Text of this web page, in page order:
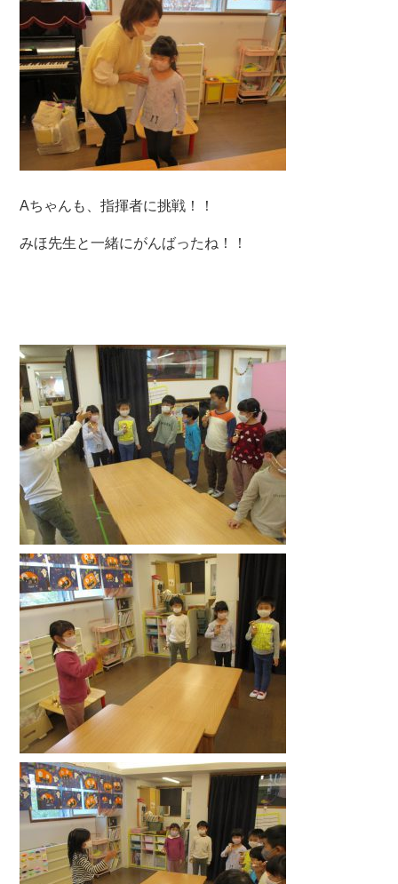
Aちゃんも、指揮者に挑戦！！
みほ先生と一緒にがんばったね！！